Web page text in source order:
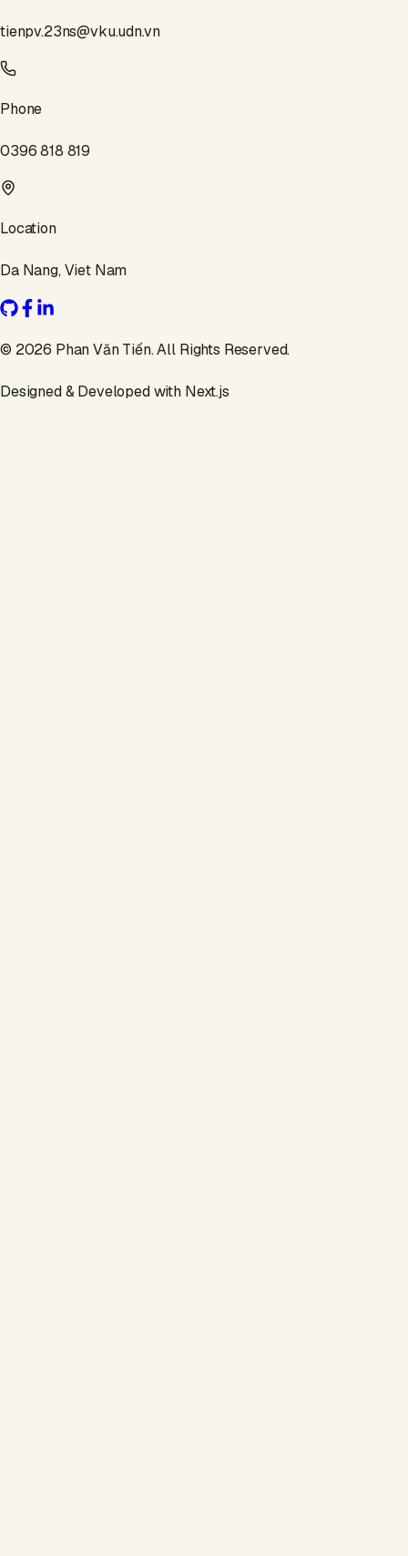
tienpv.23ns@vku.udn.vn
Phone
0396 818 819
Location
Da Nang, Viet Nam
© 2026 Phan Văn Tiến. All Rights Reserved.
Designed & Developed with Next.js